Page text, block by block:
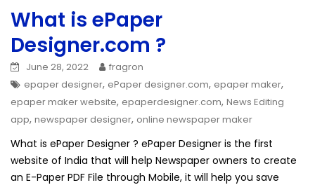
What is ePaper
Designer.com ?
June 28, 2022
fragron
epaper designer, ePaper designer.com, epaper maker,
epaper maker website, epaperdesigner.com, News Editing
app, newspaper designer, online newspaper maker
What is ePaper Designer ? ePaper Designer is the first
website of India that will help Newspaper owners to create
an E-Paper PDF File through Mobile, it will help you save